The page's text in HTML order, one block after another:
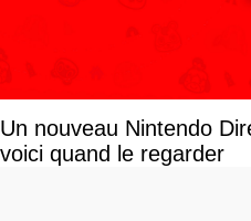
Un nouveau Nintendo
voici quand le regarder